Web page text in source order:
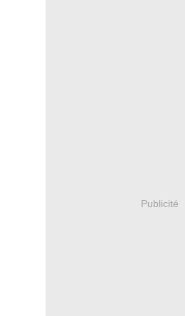
Publicité